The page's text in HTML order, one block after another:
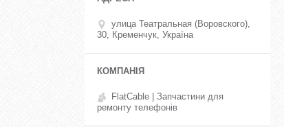
улица Театральная (Воровского),
30, Кременчук, Україна
FlatCable | Запчастини для
ремонту телефонів